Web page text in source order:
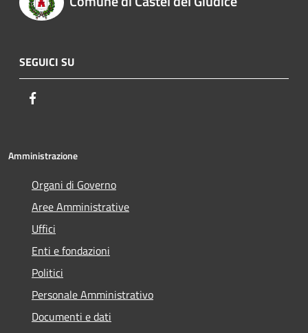
SEGUICI SU
Amministrazione
Organi di Governo
Aree Amministrative
Uffici
Enti e fondazioni
Politici
Personale Amministrativo
Documenti e dati